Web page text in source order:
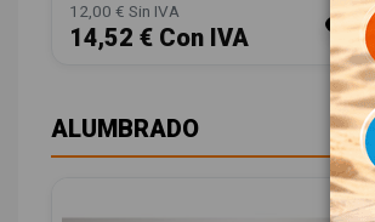
12,00 € Sin IVA
14,52 € Con IVA
ALUMBRADO